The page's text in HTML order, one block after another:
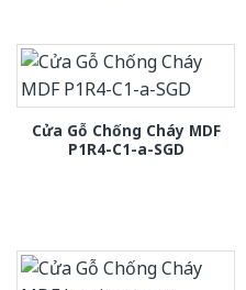
Cửa Gỗ Chống Cháy MDF
P1R4-C1-a-SGD